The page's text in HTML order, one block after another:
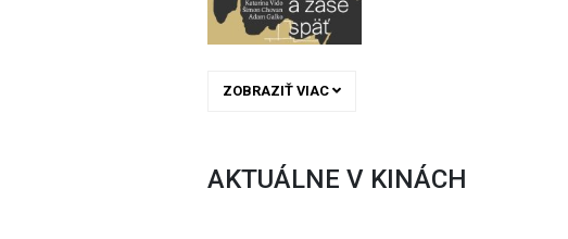
ZOBRAZIŤ VIAC
AKTUÁLNE V KINÁCH